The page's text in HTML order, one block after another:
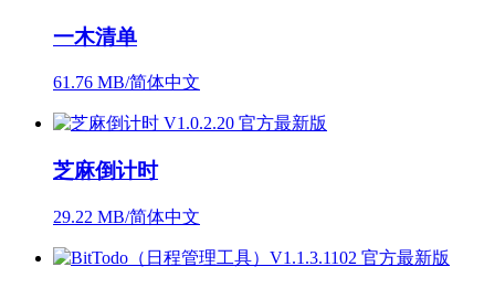
一木清单
61.76 MB/简体中文
芝麻倒计时
29.22 MB/简体中文